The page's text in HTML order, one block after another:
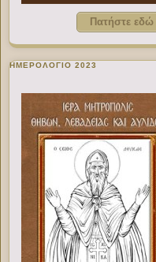
Πατήστε εδώ
ΗΜΕΡΟΛΟΓΙΟ 2023